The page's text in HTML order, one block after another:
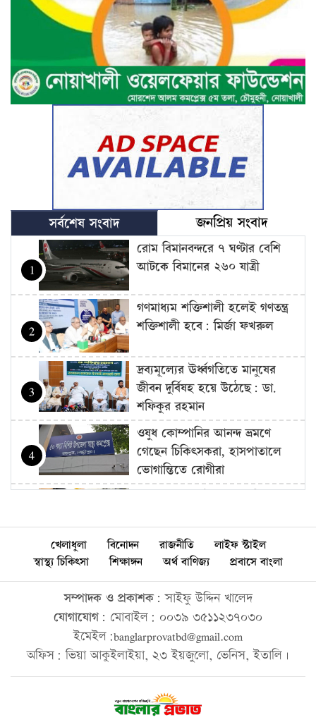
সর্বশেষ সংবাদ জনপ্রিয় সংবাদ
1
রোম বিমানবন্দরে ৭ ঘণ্টার বেশি
আটকে বিমানের ২৬০ যাত্রী
2
গণমাধ্যম শক্তিশালী হলেই গণতন্ত্র
শক্তিশালী হবে: মির্জা ফখরুল
3
দ্রব্যমূল্যের ঊর্ধ্বগতিতে মানুষের
জীবন দুর্বিষহ হয়ে উঠেছে: ডা.
শফিকুর রহমান
4
ওষুধ কোম্পানির আনন্দ ভ্রমণে
গেছেন চিকিৎসকরা, হাসপাতালে
ভোগান্তিতে রোগীরা
6
আওয়ামী লীগের সঙ্গে গণতন্ত্র যায়
দরপত্র ছাড়াই ২০০ ইলেকট্রিক বাস
কিনছে সরকার
সকালেই সড়ক দুর্ঘটনায় দুই জেলায়
প্রাণ গেল ১৬ জনের
খেলাধুলা বিনোদন রাজনীতি
লাইফ স্টাইল
স্বাস্থ্য চিকিৎসা
শিক্ষাঙ্গন অর্থ বাণিজ্য প্রবাসে বাংলা
সম্পাদক ও প্রকাশক: সাইফু উদ্দিন খালেদ
যোগাযোগ: মোবাইল: ০০৩৯ ৩৫১১২৩৭০৩০
ইমেইল:banglarprovatbd@gmail.com
অফিস: ভিয়া আকুইলাইয়া, ২৩ ইয়জুলো, ভেনিস, ইতালি।